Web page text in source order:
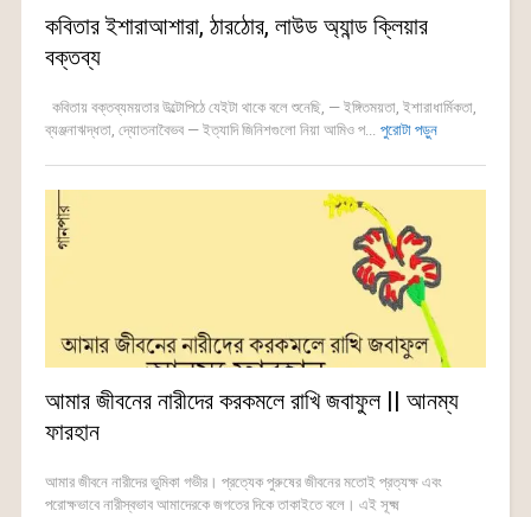
কবিতার ইশারাআশারা, ঠারঠোর, লাউড অ্যান্ড ক্লিয়ার
বক্তব্য
কবিতায় বক্তব্যময়তার উল্টোপিঠে যেইটা থাকে বলে শুনেছি, — ইঙ্গিতময়তা, ইশারাধার্মিকতা,
ব্যঞ্জনাঋদ্ধতা, দ্যোতনাবৈভব — ইত্যাদি জিনিশগুলো নিয়া আমিও প... পুরোটা পড়ুন
আমার জীবনের নারীদের করকমলে রাখি জবাফুল || আনম্য
ফারহান
আমার জীবনে নারীদের ভুমিকা গভীর। প্রত্যেক পুরুষের জীবনের মতোই প্রত্যক্ষ এবং
পরোক্ষভাবে নারীস্বভাব আমাদেরকে জগতের দিকে তাকাইতে বলে। এই সূক্ষ্ম